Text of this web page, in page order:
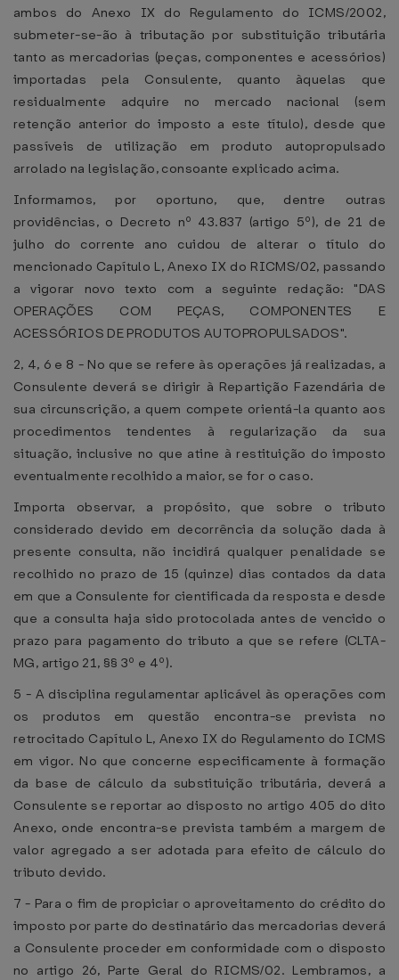
ambos do Anexo IX do Regulamento do ICMS/2002,
submeter-se-ão à tributação por substituição tributária
tanto as mercadorias (peças, componentes e acessórios)
importadas pela Consulente, quanto àquelas que
residualmente adquire no mercado nacional (sem
retenção anterior do imposto a este título), desde que
passíveis de utilização em produto autopropulsado
arrolado na legislação, consoante explicado acima.
Informamos, por oportuno, que, dentre outras
providências, o Decreto nº 43.837 (artigo 5º), de 21 de
julho do corrente ano cuidou de alterar o título do
mencionado Capítulo L, Anexo IX do RICMS/02, passando
a vigorar novo texto com a seguinte redação: "DAS
OPERAÇÕES COM PEÇAS, COMPONENTES E
ACESSÓRIOS DE PRODUTOS AUTOPROPULSADOS".
2, 4, 6 e 8 - No que se refere às operações já realizadas, a
Consulente deverá se dirigir à Repartição Fazendária de
sua circunscrição, a quem compete orientá-la quanto aos
procedimentos tendentes à regularização da sua
situação, inclusive no que atine à restituição do imposto
eventualmente recolhido a maior, se for o caso.
Importa observar, a propósito, que sobre o tributo
considerado devido em decorrência da solução dada à
presente consulta, não incidirá qualquer penalidade se
recolhido no prazo de 15 (quinze) dias contados da data
em que a Consulente for cientificada da resposta e desde
que a consulta haja sido protocolada antes de vencido o
prazo para pagamento do tributo a que se refere (CLTA-
MG, artigo 21, §§ 3º e 4º).
5 - A disciplina regulamentar aplicável às operações com
os produtos em questão encontra-se prevista no
retrocitado Capítulo L, Anexo IX do Regulamento do ICMS
em vigor. No que concerne especificamente à formação
da base de cálculo da substituição tributária, deverá a
Consulente se reportar ao disposto no artigo 405 do dito
Anexo, onde encontra-se prevista também a margem de
valor agregado a ser adotada para efeito de cálculo do
tributo devido.
7 - Para o fim de propiciar o aproveitamento do crédito do
imposto por parte do destinatário das mercadorias deverá
a Consulente proceder em conformidade com o disposto
no artigo 26, Parte Geral do RICMS/02. Lembramos, a